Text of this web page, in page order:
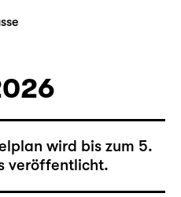
wird bis zum 5.
veröffentlicht.